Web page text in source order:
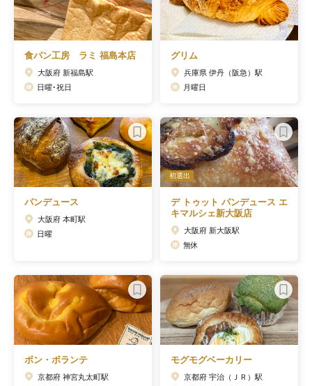
食パン工房 ラミ 福島本店
大阪府 新福島駅
日曜･祝日
グリム
兵庫県 伊丹（阪急）駅
月曜日
パンデュース
大阪府 本町駅
日曜
初選出
デ トゥット パンデュース エ
キマルシェ新大阪店
大阪府 新大阪駅
無休
ボン・ボランテ
京都府 神宮丸太町駅
モグモグベーカリー
京都府 宇治（ＪＲ）駅